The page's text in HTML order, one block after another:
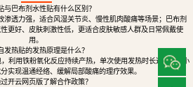
与巴布剂水性贴有什么区别？
透力强，适合风湿关节炎、慢性肌肉酸痛等场景；巴布剂
更好、皮肤刺激性低，更适合皮肤敏感人群及日常佩戴使
用。
发热贴的发热原理是什么？
利用铁粉氧化反应持续产热，单次使用发热时长达8至12小
实现温通经络、缓解局部酸痛的理疗效果。
开云网页版了解合作政策？